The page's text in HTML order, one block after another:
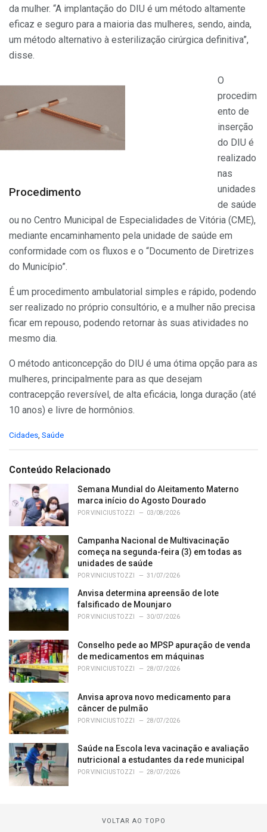
da mulher. “A implantação do DIU é um método altamente
eficaz e seguro para a maioria das mulheres, sendo, ainda,
um método alternativo à esterilização cirúrgica definitiva”,
disse.
Procedimento
O
procedim
ento de
inserção
do DIU é
realizado
nas
unidades
de saúde
ou no Centro Municipal de Especialidades de Vitória (CME),
mediante encaminhamento pela unidade de saúde em
conformidade com os fluxos e o “Documento de Diretrizes
do Município”.
É um procedimento ambulatorial simples e rápido, podendo
ser realizado no próprio consultório, e a mulher não precisa
ficar em repouso, podendo retornar às suas atividades no
mesmo dia.
O método anticoncepção do DIU é uma ótima opção para as
mulheres, principalmente para as que desejam
contracepção reversível, de alta eficácia, longa duração (até
10 anos) e livre de hormônios.
C
e
o
i
Cidades, Saúde
Conteúdo Relacionado
Semana Mundial do Aleitamento Materno
marca início do Agosto Dourado
PORVINICIUS TOZZI 03/08/2026
Campanha Nacional de Multivacinação
começa na segunda-feira (3) em todas as
unidades de saúde
PORVINICIUS TOZZI 31/07/2026
Anvisa determina apreensão de lote
falsificado de Mounjaro
PORVINICIUS TOZZI 30/07/2026
Conselho pede ao MPSP apuração de venda
de medicamentos em máquinas
PORVINICIUS TOZZI 28/07/2026
Anvisa aprova novo medicamento para
câncer de pulmão
PORVINICIUS TOZZI 28/07/2026
Saúde na Escola leva vacinação e avaliação
nutricional a estudantes da rede municipal
PORVINICIUS TOZZI 28/07/2026
VOLTAR AO TOPO